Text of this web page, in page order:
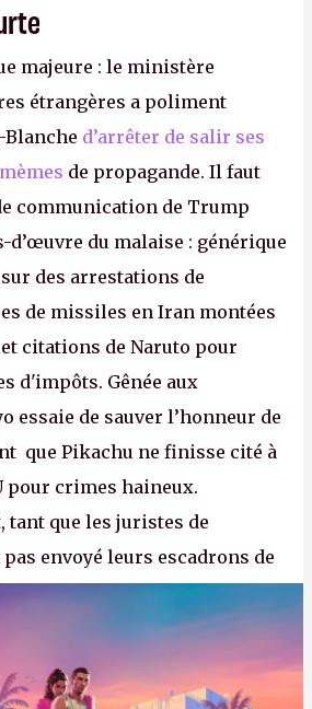
majeure : le ministère
étrangères a poliment
d’arrêter de salir ses
de propagande. Il faut
communication de Trump
d’œuvre du malaise : générique
des arrestations de
de missiles en Iran montées
citations de Naruto pour
d'impôts. Gênée aux
essaie de sauver l’honneur de
que Pikachu ne finisse cité à
pour crimes haineux.
tant que les juristes de
envoyé leurs escadrons de
distribuer du copyright
l'Oncle Sam continuera
intellectuelle sur vos
P.